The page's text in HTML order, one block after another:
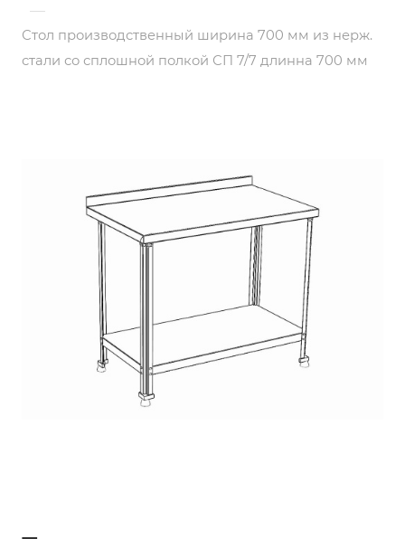
—
Стол производственный ширина 700 мм из нерж.
стали со сплошной полкой СП 7/7 длинна 700 мм